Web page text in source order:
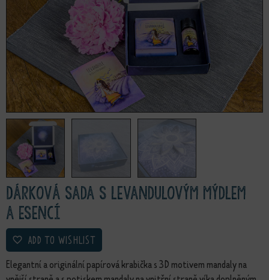
Dárková sada s levandulovým mýdlem
a esencí
ADD TO WISHLIST
Elegantní a originální papírová krabička s 3D motivem mandaly na